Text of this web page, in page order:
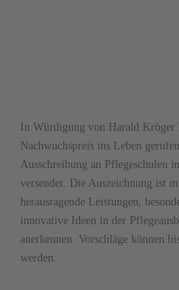
In Würdigung von Harald
Nachwuchspreis ins Leben
Ausschreibung an Pflegeschulen
versendet. Die Auszeichnung ist
herausragende Leistungen,
innovative Ideen in der
anerkennen. Vorschläge können
werden.